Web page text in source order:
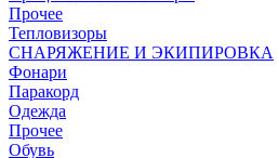
Прочее
Тепловизоры
СНАРЯЖЕНИЕ И ЭКИПИРОВКА
Фонари
Паракорд
Одежда
Прочее
Обувь